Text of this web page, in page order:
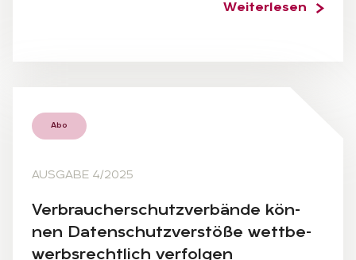
Weiterlesen
Abo
AUSGABE 4/2025
Ver­brau­cher­schutz­ver­bän­de kön­
nen Da­ten­schutz­ver­stö­ße wett­be­
werbs­recht­lich ver­fol­gen